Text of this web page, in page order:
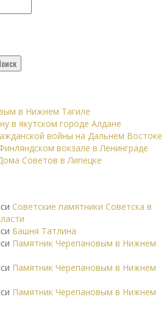
в Нижнем Тагиле
в якутском городе Алдане
войны на Дальнем Востоке
вокзале в Ленинграде
Советов в Липецке
Советские памятники Советска в
Башня Татлина
Памятник Черепановым в Нижнем
Памятник Черепановым в Нижнем
Памятник Черепановым в Нижнем